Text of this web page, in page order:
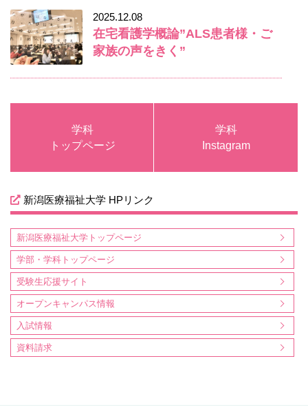
2025.12.08
在宅看護学概論”ALS患者様・ご
家族の声をきく”
学科
トップページ
学科
Instagram
新潟医療福祉大学 HPリンク
新潟医療福祉大学トップページ
学部・学科トップページ
受験生応援サイト
オープンキャンパス情報
入試情報
資料請求